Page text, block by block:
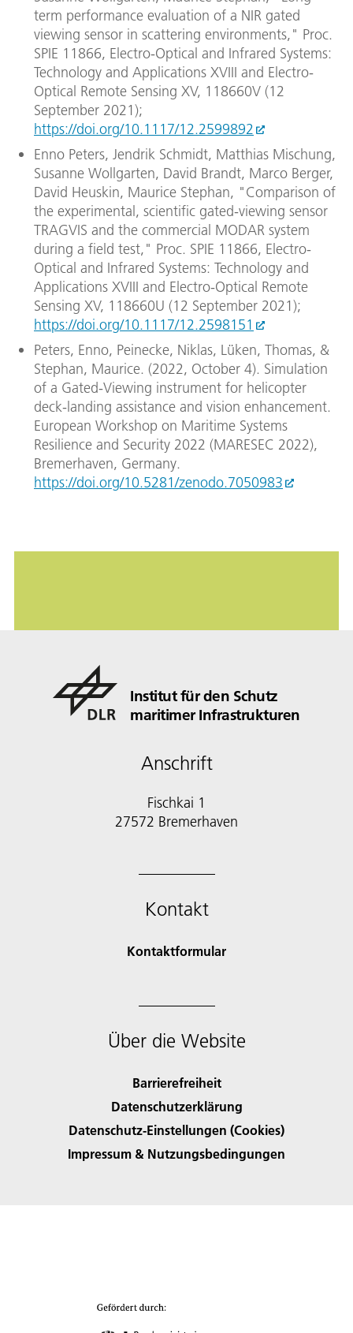
term performance evaluation of a NIR gated
viewing sensor in scattering environments," Proc.
SPIE 11866, Electro-Optical and Infrared Systems:
Technology and Applications XVIII and Electro-
Optical Remote Sensing XV, 118660V (12
September 2021);
https://doi.org/10.1117/12.2599892
Enno Peters, Jendrik Schmidt, Matthias Mischung,
Susanne Wollgarten, David Brandt, Marco Berger,
David Heuskin, Maurice Stephan, "Comparison of
the experimental, scientific gated-viewing sensor
TRAGVIS and the commercial MODAR system
during a field test," Proc. SPIE 11866, Electro-
Optical and Infrared Systems: Technology and
Applications XVIII and Electro-Optical Remote
Sensing XV, 118660U (12 September 2021);
https://doi.org/10.1117/12.2598151
Peters, Enno, Peinecke, Niklas, Lüken, Thomas, &
Stephan, Maurice. (2022, October 4). Simulation
of a Gated-Viewing instrument for helicopter
deck-landing assistance and vision enhancement.
European Workshop on Maritime Systems
Resilience and Security 2022 (MARESEC 2022),
Bremerhaven, Germany.
https://doi.org/10.5281/zenodo.7050983
Institut für den Schutz
maritimer Infrastrukturen
Anschrift
Fischkai 1
27572 Bremerhaven
Kontakt
Kontaktformular
Über die Website
Barrierefreiheit
Datenschutzerklärung
Datenschutz-Einstellungen (Cookies)
Impressum & Nutzungsbedingungen